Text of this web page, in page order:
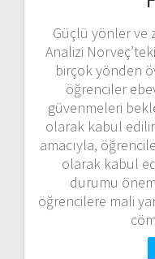
Güçlü yönler ve
Analizi
birçok yönden
öğrenciler
güvenmeleri
olarak kabul
amacıyla,
olarak kabul
durumu
öğrencilere mali